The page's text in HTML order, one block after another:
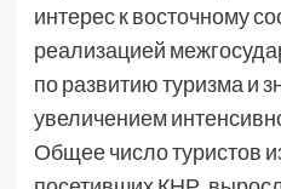
интерес к восточному
реализацией
по развитию туризма и
увеличением
Общее число туристов